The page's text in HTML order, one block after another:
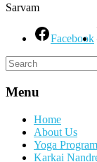
Sarvam
Facebook
Menu
Home
About Us
Yoga
Karkai